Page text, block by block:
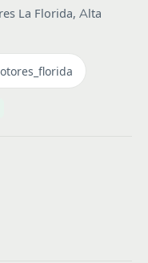
La Florida, Alta